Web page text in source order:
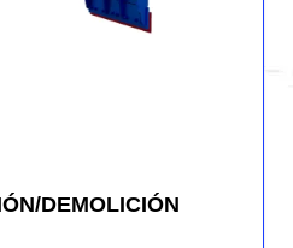
DEMOLICIÓN